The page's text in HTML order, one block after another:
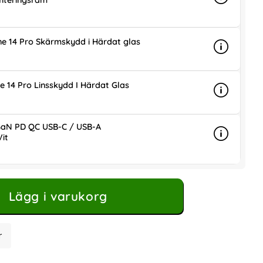
14 Pro Skärmskydd i Härdat glas
Info
mer info
14 Pro Linsskydd I Härdat Glas
Info
mer info
PD QC USB-C / USB-A
Info
mer info
Lägg i varukorg